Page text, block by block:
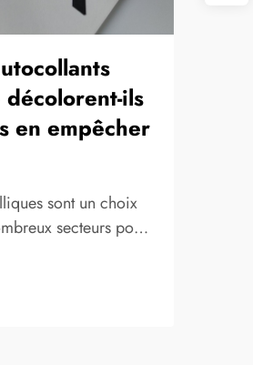
ils
en empêcher
sont un choix
secteurs pour
décoratif. Leur